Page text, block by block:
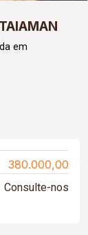
em
380.000,00
Consulte-nos